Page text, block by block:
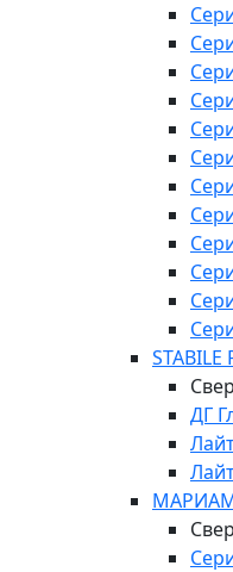
STABILE
ДГ